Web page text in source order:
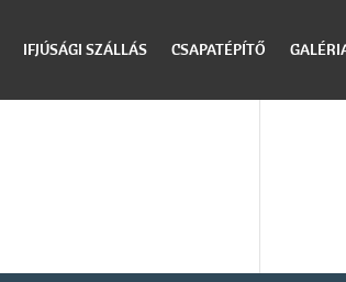
IFJÚSÁGI SZÁLLÁS CSAPATÉPÍTŐ